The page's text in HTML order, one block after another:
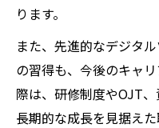
ります。
また、先進的なデジタ
の習得も、今後のキャ
際は、研修制度やOJT、
長期的な成長を見据え